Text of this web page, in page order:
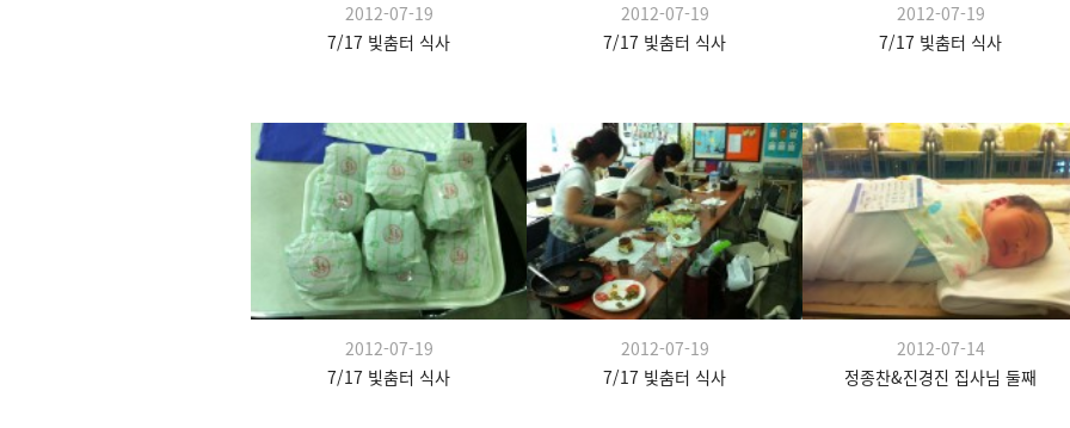
2012-07-19
7/17 빛춤터 식사
2012-07-19
7/17 빛춤터 식사
2012-07-19
7/17 빛춤터 식사
2012-07-19
7/17 빛춤터 식사
2012-07-19
7/17 빛춤터 식사
2012-07-14
정종찬&진경진 집사님 둘째